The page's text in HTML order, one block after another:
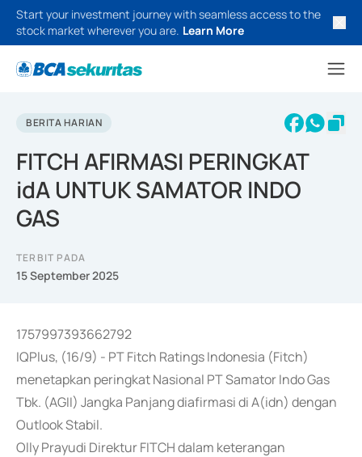
Start your investment journey with seamless access to the
stock market wherever you are. Learn More
BERITA HARIAN
FITCH AFIRMASI PERINGKAT
idA UNTUK SAMATOR INDO
GAS
TERBIT PADA
15 September 2025
1757997393662792
IQPlus, (16/9) - PT Fitch Ratings Indonesia (Fitch)
menetapkan peringkat Nasional PT Samator Indo Gas
Tbk. (AGII) Jangka Panjang diafirmasi di A(idn) dengan
Outlook Stabil.
Olly Prayudi Direktur FITCH dalam keterangan